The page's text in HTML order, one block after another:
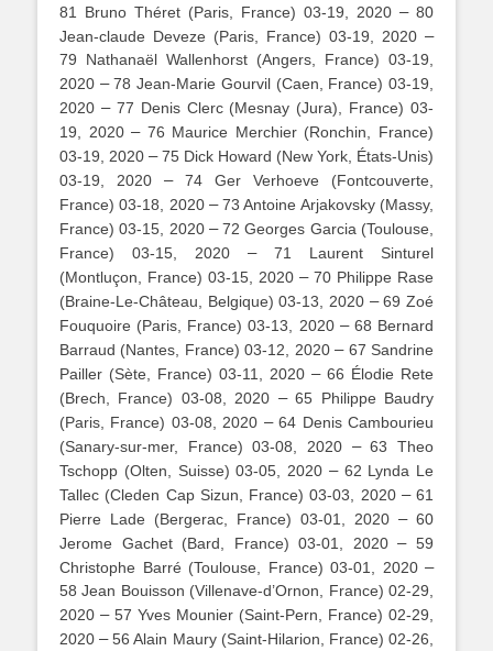
81 Bruno Théret (Paris, France) 03-19, 2020 – 80
Jean-claude Deveze (Paris, France) 03-19, 2020 –
79 Nathanaël Wallenhorst (Angers, France) 03-19,
2020 –78 Jean-Marie Gourvil (Caen, France) 03-19,
2020 – 77 Denis Clerc (Mesnay (Jura), France) 03-
19, 2020– 76 Maurice Merchier (Ronchin, France)
03-19, 2020 –75 Dick Howard (New York, États-Unis)
03-19, 2020 – 74 Ger Verhoeve (Fontcouverte,
France) 03-18, 2020–73 Antoine Arjakovsky (Massy,
France) 03-15, 2020–72 Georges Garcia (Toulouse,
France) 03-15, 2020 – 71 Laurent Sinturel
(Montluçon, France) 03-15, 2020 – 70 Philippe Rase
(Braine-Le-Château, Belgique) 03-13, 2020 –69 Zoé
Fouquoire (Paris, France) 03-13, 2020– 68 Bernard
Barraud (Nantes, France) 03-12, 2020– 67 Sandrine
Pailler (Sète, France) 03-11, 2020 – 66 Élodie Rete
(Brech, France) 03-08, 2020 –65 Philippe Baudry
(Paris, France) 03-08, 2020 –64 Denis Cambourieu
(Sanary-sur-mer, France) 03-08, 2020 –63 Theo
Tschopp (Olten, Suisse) 03-05, 2020 – 62 Lynda Le
Tallec (Cleden Cap Sizun, France) 03-03, 2020– 61
Pierre Lade (Bergerac, France) 03-01, 2020 – 60
Jerome Gachet (Bard, France) 03-01, 2020–59
Christophe Barré (Toulouse, France) 03-01, 2020–
58 Jean Bouisson (Villenave-d’Ornon, France) 02-29,
2020 – 57 Yves Mounier (Saint-Pern, France) 02-29,
2020 –56 Alain Maury (Saint-Hilarion, France) 02-26,